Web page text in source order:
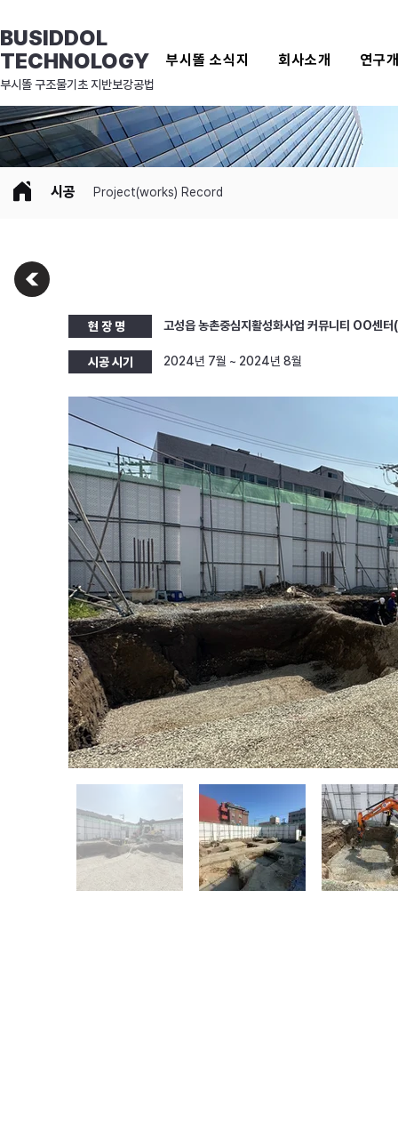
BUSIDDOL
TECHNOLOGY
부시똘 소식지 회사소개 연구
​부시똘 구조물기초 지반보강공법
시공 Project(works) Record
현 장 명 고성읍 농촌중심지활성화사업 커뮤니티 OO센터
시공 시기 2024년 7월 ~ 2024년 8월